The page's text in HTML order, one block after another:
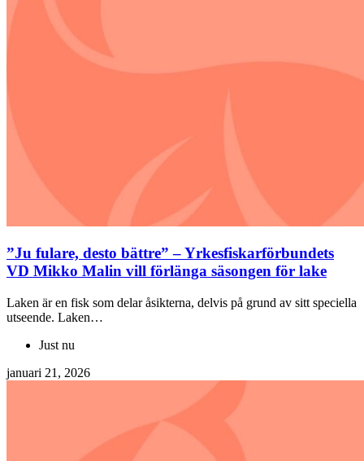
”Ju fulare, desto bättre” – Yrkesfiskarförbundets
VD Mikko Malin vill förlänga säsongen för lake
Laken är en fisk som delar åsikterna, delvis på grund av sitt speciella
utseende. Laken…
Just nu
januari 21, 2026